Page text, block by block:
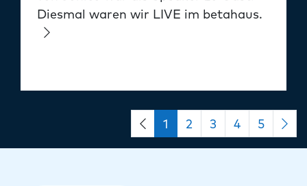
Diesmal waren wir LIVE im betahaus.
1 2 3 4 5